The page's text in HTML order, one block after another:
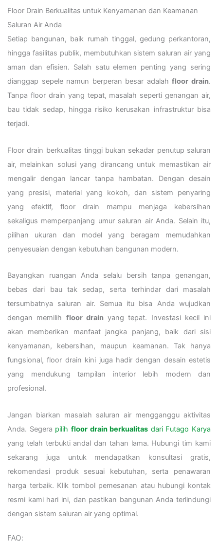
Floor Drain Berkualitas untuk Kenyamanan dan Keamanan
Saluran Air Anda
Setiap bangunan, baik rumah tinggal, gedung perkantoran,
hingga fasilitas publik, membutuhkan sistem saluran air yang
aman dan efisien. Salah satu elemen penting yang sering
dianggap sepele namun berperan besar adalahfloor drain.
Tanpa floor drain yang tepat, masalah seperti genangan air,
bau tidak sedap, hingga risiko kerusakan infrastruktur bisa
terjadi.
Floor drain berkualitas tinggi bukan sekadar penutup saluran
air, melainkan solusi yang dirancang untuk memastikan air
mengalir dengan lancar tanpa hambatan. Dengan desain
yang presisi, material yang kokoh, dan sistem penyaring
yang efektif, floor drain mampu menjaga kebersihan
sekaligus memperpanjang umur saluran air Anda. Selain itu,
pilihan ukuran dan model yang beragam memudahkan
penyesuaian dengan kebutuhan bangunan modern.
Bayangkan ruangan Anda selalu bersih tanpa genangan,
bebas dari bau tak sedap, serta terhindar dari masalah
tersumbatnya saluran air. Semua itu bisa Anda wujudkan
dengan memilih floor drainyang tepat. Investasi kecil ini
akan memberikan manfaat jangka panjang, baik dari sisi
kenyamanan, kebersihan, maupun keamanan. Tak hanya
fungsional, floor drain kini juga hadir dengan desain estetis
yang mendukung tampilan interior lebih modern dan
profesional.
Jangan biarkan masalah saluran air mengganggu aktivitas
Anda. Segera pilih floor drain berkualitas dari Futago Karya
yang telah terbukti andal dan tahan lama. Hubungi tim kami
sekarang juga untuk mendapatkan konsultasi gratis,
rekomendasi produk sesuai kebutuhan, serta penawaran
harga terbaik. Klik tombol pemesanan atau hubungi kontak
resmi kami hari ini, dan pastikan bangunan Anda terlindungi
dengan sistem saluran air yang optimal.
FAQ: